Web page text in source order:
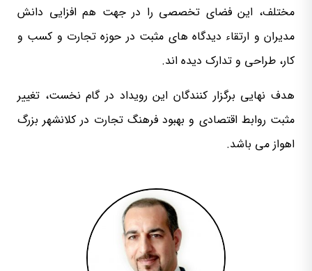
مختلف، این فضای تخصصی را در جهت هم افزایی دانش
مدیران و ارتقاء دیدگاه های مثبت در حوزه تجارت و کسب و
کار، طراحی و تدارک دیده اند.
هدف نهایی برگزار کنندگان این رویداد در گام نخست، تغییر
مثبت روابط اقتصادی و بهبود فرهنگ تجارت در کلانشهر بزرگ
اهواز می باشد.